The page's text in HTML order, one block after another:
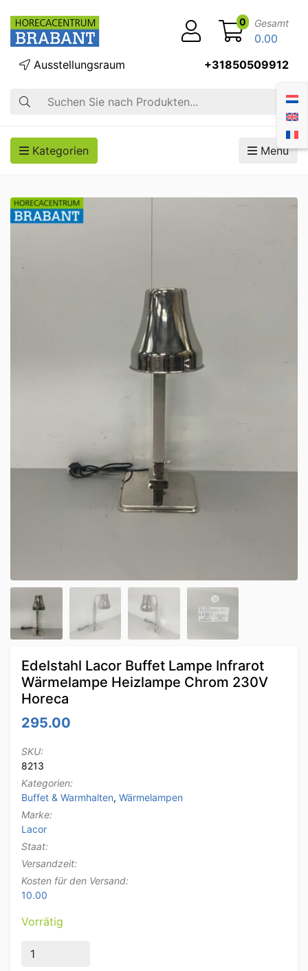
Suche
Ausstellungsraum +31850509912
0 Gesamt
0.00
Kategorien Menü
Edelstahl Lacor Buffet Lampe Infrarot
Wärmelampe Heizlampe Chrom 230V
Horeca
295.00
SKU:
8213
Kategorien:
Buffet & Warmhalten, Wärmelampen
Marke:
Lacor
Staat:
Versandzeit:
Kosten für den Versand:
10.00
Vorrätig
Edelstahl Lacor Buffet Lampe Infrarot Wärmelampe